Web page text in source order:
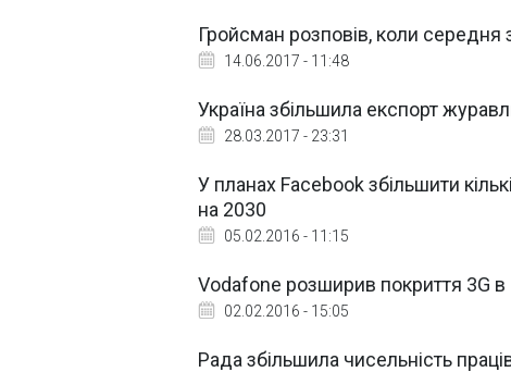
Гройсман розповів, коли середня
14.06.2017 - 11:48
Україна збільшила експорт
28.03.2017 - 23:31
У планах Facebook збільшити
на 2030
05.02.2016 - 11:15
Vodafone розширив покриття 3G в
02.02.2016 - 15:05
Рада збільшила чисельність